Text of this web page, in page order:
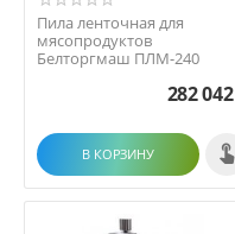
Пила ленточная для
мясопродуктов
Белторгмаш ПЛМ-240
282 042
В КОРЗИНУ